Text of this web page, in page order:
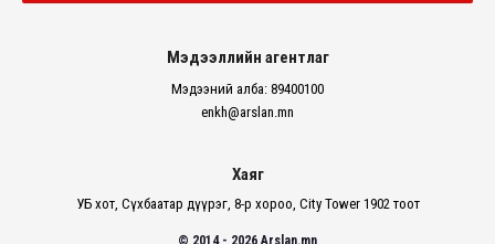
Мэдээллийн агентлаг
Мэдээний алба: 89400100
enkh@arslan.mn
Хаяг
УБ хот, Сүхбаатар дүүрэг, 8-р хороо, City Tower 1902 тоот
© 2014 - 2026 Arslan.mn